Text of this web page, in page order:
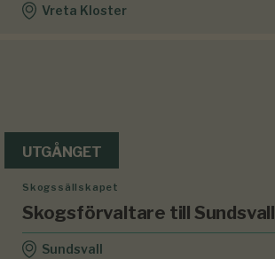
Vreta Kloster
UTGÅNGET
Skogssällskapet
Skogsförvaltare till Sundsvall
Sundsvall